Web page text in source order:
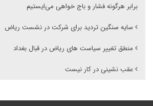
برابر هرگونه فشار و باج خواهی می‌ایستیم
سایه سنگین تردید برای شرکت در نشست ریاض
منطق تغییر سیاست های ریاض در قبال بغداد
عقب نشینی در کار نیست